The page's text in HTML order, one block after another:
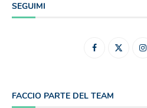
SEGUIMI
FACCIO PARTE DEL TEAM